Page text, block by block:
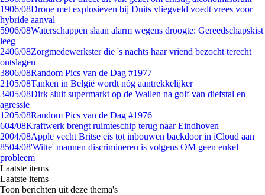
1906/08Drone met explosieven bij Duits vliegveld voedt vrees voor
hybride aanval
5906/08Waterschappen slaan alarm wegens droogte: Gereedschapskist
leeg
2406/08Zorgmedewerkster die 's nachts haar vriend bezocht terecht
ontslagen
3806/08Random Pics van de Dag #1977
2105/08Tanken in België wordt nóg aantrekkelijker
3405/08Dirk sluit supermarkt op de Wallen na golf van diefstal en
agressie
1205/08Random Pics van de Dag #1976
604/08Kraftwerk brengt ruimteschip terug naar Eindhoven
2004/08Apple vecht Britse eis tot inbouwen backdoor in iCloud aan
8504/08'Witte' mannen discrimineren is volgens OM geen enkel
probleem
Laatste items
Laatste items
Toon berichten uit deze thema's